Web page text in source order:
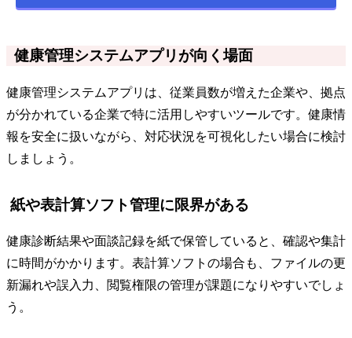
健康管理システムアプリが向く場面
健康管理システムアプリは、従業員数が増えた企業や、拠点
が分かれている企業で特に活用しやすいツールです。健康情
報を安全に扱いながら、対応状況を可視化したい場合に検討
しましょう。
紙や表計算ソフト管理に限界がある
健康診断結果や面談記録を紙で保管していると、確認や集計
に時間がかかります。表計算ソフトの場合も、ファイルの更
新漏れや誤入力、閲覧権限の管理が課題になりやすいでしょ
う。